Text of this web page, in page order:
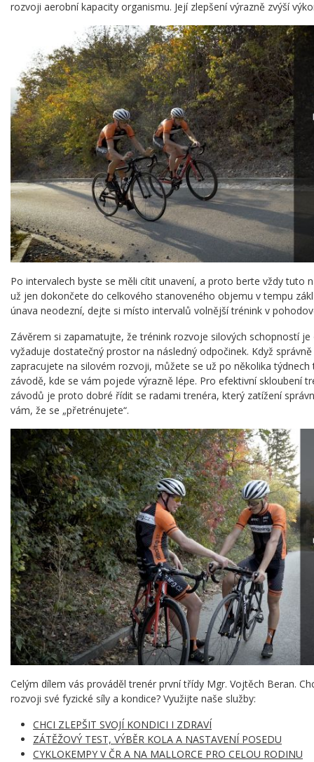
rozvoji aerobní kapacity organismu. Její zlepšení výrazně zvýší
Po intervalech byste se měli cítit unavení, a proto berte vždy tuto
už jen dokončete do celkového stanoveného objemu v tempu
únava neodezní, dejte si místo intervalů volnější trénink v
Závěrem si zapamatujte, že trénink rozvoje silových schopností
vyžaduje dostatečný prostor na následný odpočinek. Když
zapracujete na silovém rozvoji, můžete se už po několika týdnech
závodě, kde se vám pojede výrazně lépe. Pro efektivní skloubení
závodů je proto dobré řídit se radami trenéra, který zatížení
vám, že se „přetrénujete“.
Celým dílem vás prováděl trenér první třídy Mgr. Vojtěch Beran.
rozvoji své fyzické síly a kondice? Využijte naše služby:
CHCI ZLEPŠIT SVOJÍ KONDICI I ZDRAVÍ
ZÁTĚŽOVÝ TEST, VÝBĚR KOLA A NASTAVENÍ POSEDU
CYKLOKEMPY V ČR A NA MALLORCE PRO CELOU RODINU